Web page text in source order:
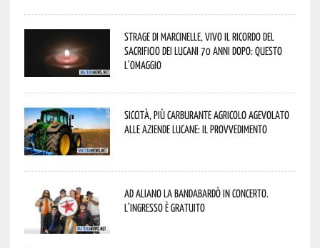
Strage di Marcinelle, vivo il ricordo del
sacrificio dei lucani 70 anni dopo: questo
l’omaggio
Siccità, più carburante agricolo agevolato
alle aziende lucane: il provvedimento
Ad Aliano la Bandabardò in concerto.
L’ingresso è gratuito